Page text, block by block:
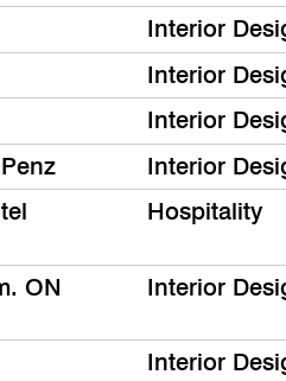
Interior
Interior
Interior
Interior
Hospitality
ON
Interior
Interior